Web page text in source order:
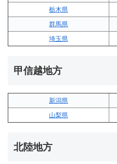
栃木県
群馬県
埼玉県
甲信越地方
新潟県
山梨県
北陸地方